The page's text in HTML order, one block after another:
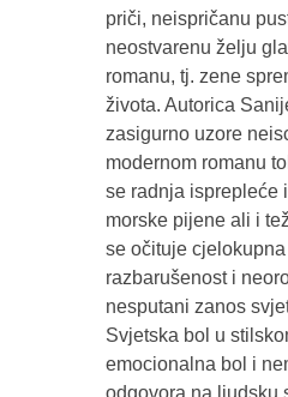
priči, neispričanu
neostvarenu želju
romanu, tj. zene
života. Autorica
zasigurno uzore
modernom romanu
se radnja isprepleće
morske pijene ali i
se očituje
razbarušenost i
nesputani zanos
Svjetska bol u
emocionalna bol i
odgovora na ljudsku